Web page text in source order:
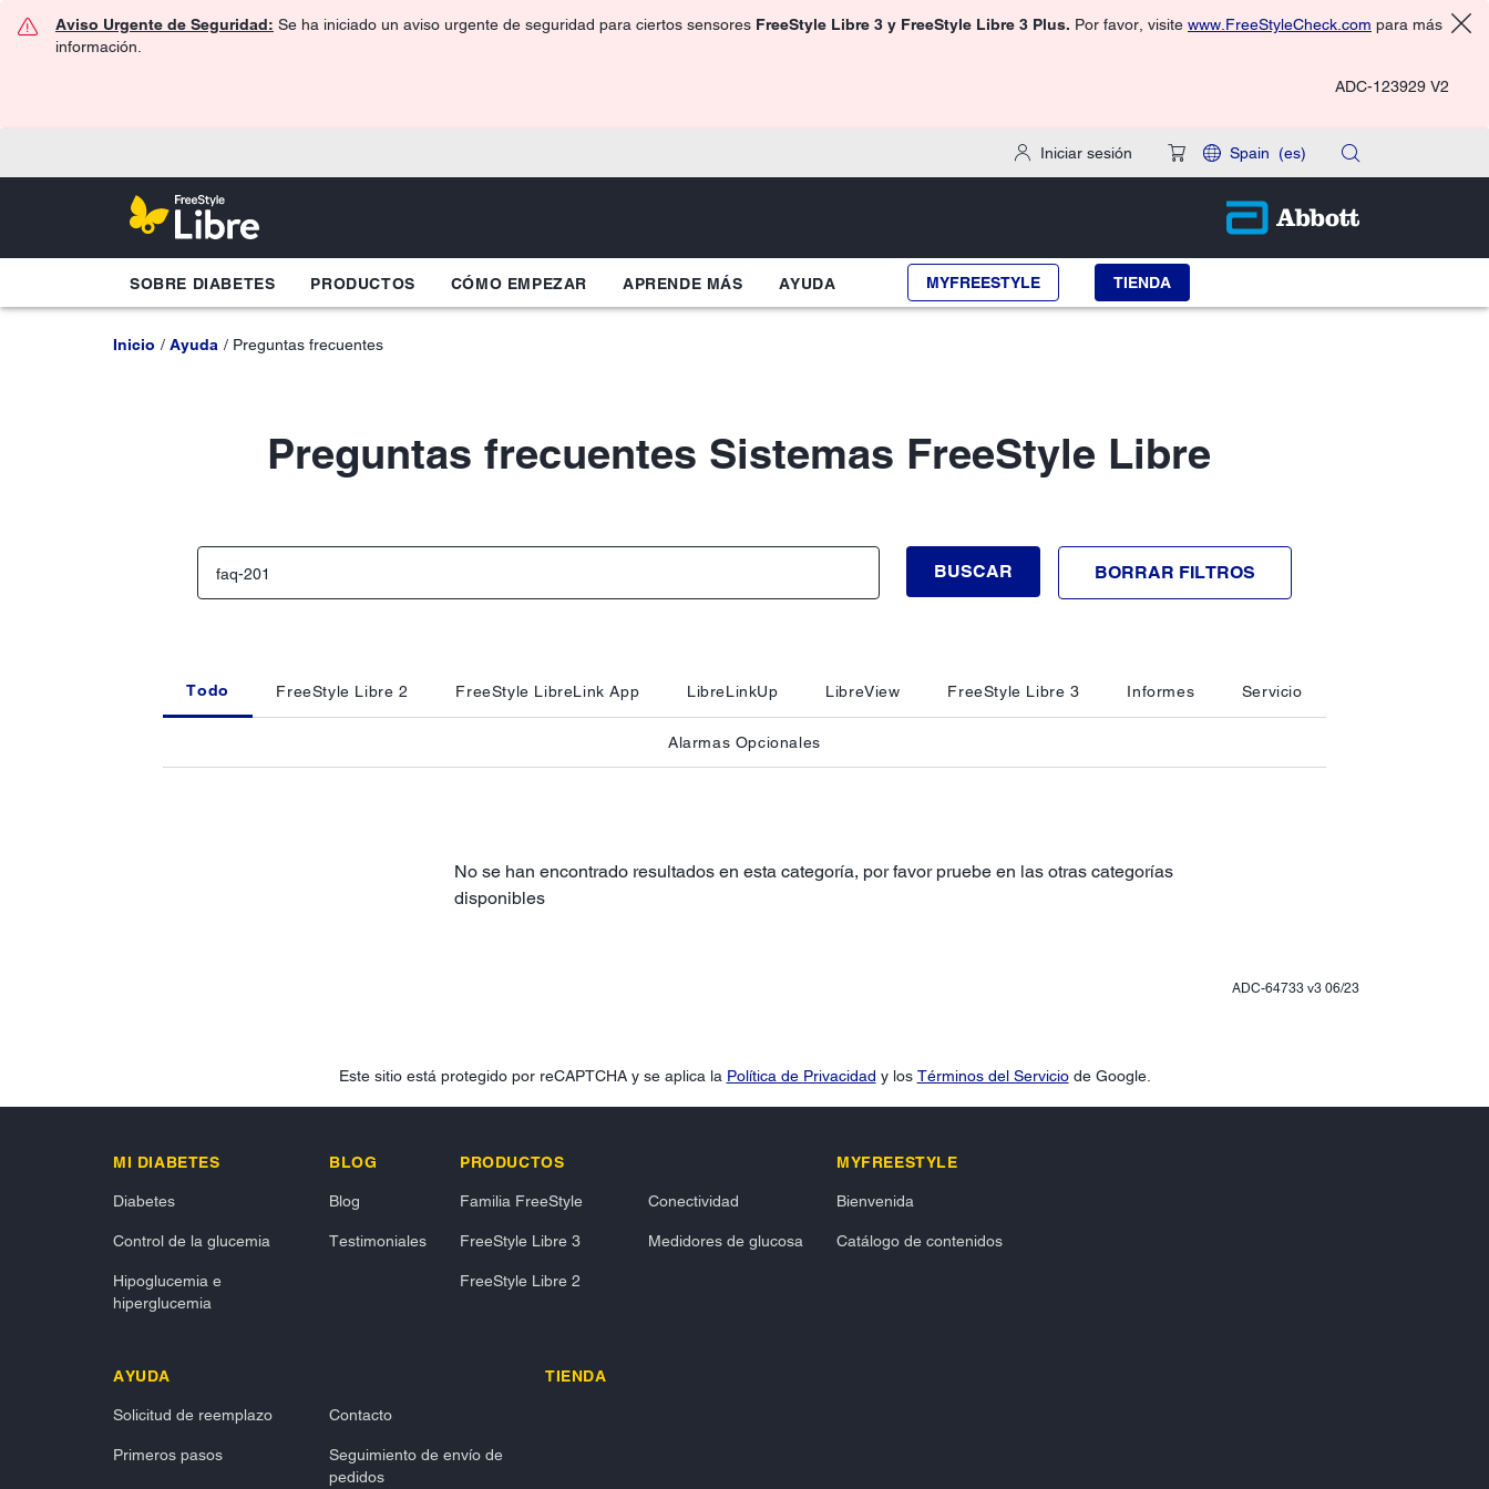
Aviso Urgente de Seguridad: Se ha iniciado un aviso urgente de seguridad para ciertos sensores FreeStyle Libre 3 y FreeStyle Libre 3 Plus. Por favor, visite www.FreeStyleCheck.com para más
información.
ADC-123929 V2
Iniciar sesión Spain (es)
SOBRE DIABETES PRODUCTOS CÓMO EMPEZAR APRENDE MÁS AYUDA MYFREESTYLE TIENDA
Inicio Ayuda Preguntas frecuentes
Preguntas frecuentes Sistemas FreeStyle Libre
BUSCAR BORRAR FILTROS
Todo FreeStyle Libre 2 FreeStyle LibreLink App LibreLinkUp LibreView FreeStyle Libre 3 Informes Servicio
Alarmas Opcionales
No se han encontrado resultados en esta categoría, por favor pruebe en las otras categorías
disponibles
ADC-64733 v3 06/23
Este sitio está protegido por reCAPTCHA y se aplica la Política de Privacidad y los Términos del Serviciode Google.
MI DIABETES
Diabetes
Control de la glucemia
Hipoglucemia e
hiperglucemia
BLOG
Blog
Testimoniales
PRODUCTOS
Familia FreeStyle
FreeStyle Libre 3
FreeStyle Libre 2
Conectividad
Medidores de glucosa
MYFREESTYLE
Bienvenida
Catálogo de contenidos
AYUDA
Solicitud de reemplazo
Primeros pasos
Contacto
Seguimiento de envío de
pedidos
TIENDA